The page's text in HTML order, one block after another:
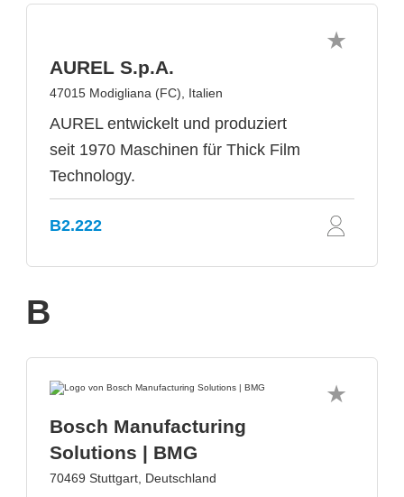
AUREL S.p.A.
47015 Modigliana (FC), Italien
AUREL entwickelt und produziert
seit 1970 Maschinen für Thick Film
Technology.
B2.222
B
Bosch Manufacturing
Solutions | BMG
70469 Stuttgart, Deutschland